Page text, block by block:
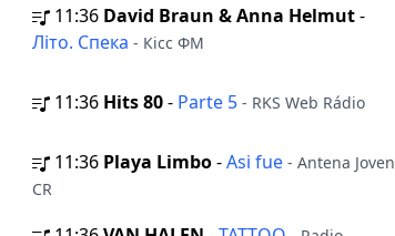
11:36 David Braun & Anna Helmut-
Літо. Спека - Кісс ФМ
11:36 Hits 80- Parte 5 - RKS Web Rádio
11:36 Playa Limbo-Asi fue - Antena Joven
CR